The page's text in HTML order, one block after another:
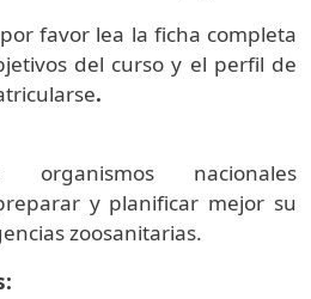
favor lea la ficha completa
del curso y el perfil de
.
nacionales
y planificar mejor su
zoosanitarias.